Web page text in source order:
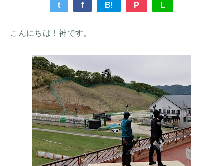
t f B! P L
こんにちは！神です。